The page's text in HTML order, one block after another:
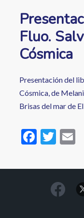
Fluo.
Cósmica
Presentación del
Cósmica, de
Brisas del mar de
F
ac
e
T
w
itt
er
l